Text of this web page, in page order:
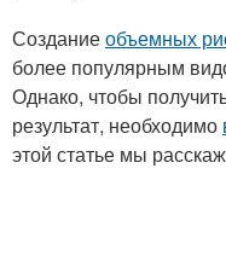
Созданиеобъемных
более популярным
Однако, чтобы
результат, необходимо
этой статье мы